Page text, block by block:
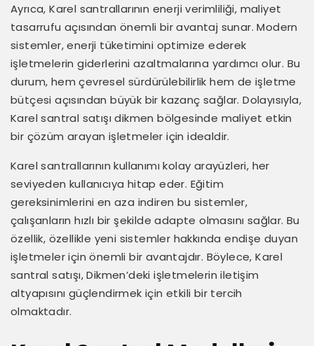
Ayrıca, Karel santrallarının enerji verimliliği, maliyet
tasarrufu açısından önemli bir avantaj sunar. Modern
sistemler, enerji tüketimini optimize ederek
işletmelerin giderlerini azaltmalarına yardımcı olur. Bu
durum, hem çevresel sürdürülebilirlik hem de işletme
bütçesi açısından büyük bir kazanç sağlar. Dolayısıyla,
Karel santral satışı dikmen bölgesinde maliyet etkin
bir çözüm arayan işletmeler için idealdir.
Karel santrallarının kullanımı kolay arayüzleri, her
seviyeden kullanıcıya hitap eder. Eğitim
gereksinimlerini en aza indiren bu sistemler,
çalışanların hızlı bir şekilde adapte olmasını sağlar. Bu
özellik, özellikle yeni sistemler hakkında endişe duyan
işletmeler için önemli bir avantajdır. Böylece, Karel
santral satışı, Dikmen’deki işletmelerin iletişim
altyapısını güçlendirmek için etkili bir tercih
olmaktadır.